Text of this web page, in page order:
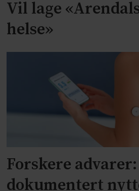
Vil lage
helse»
Forskere
dokumentert